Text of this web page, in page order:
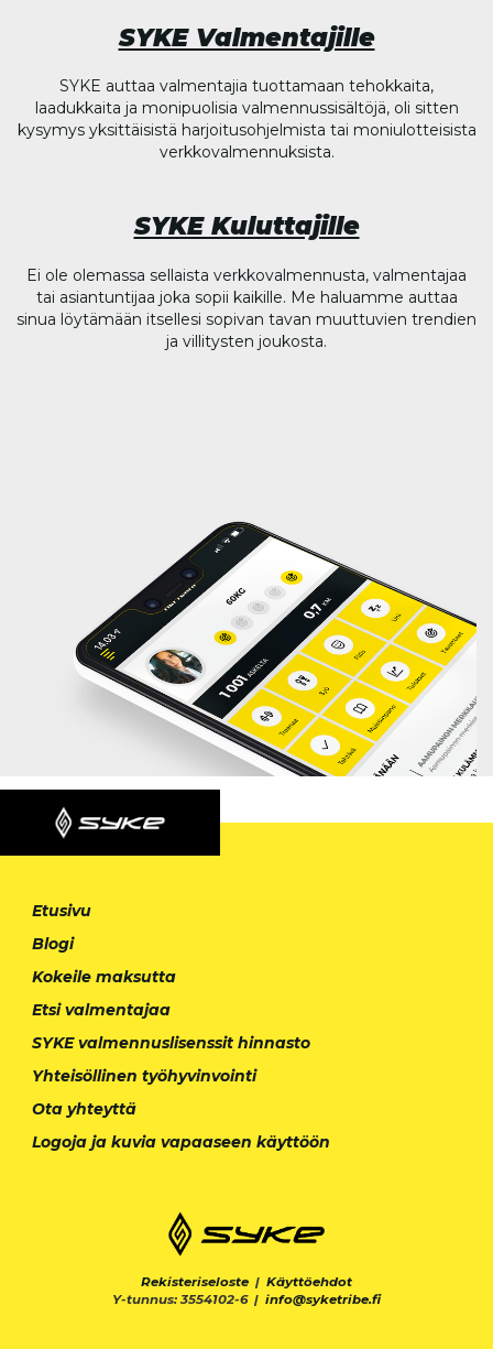
SYKE Valmentajille
SYKE auttaa valmentajia tuottamaan tehokkaita,
laadukkaita ja monipuolisia valmennussisältöjä, oli sitten
kysymys yksittäisistä harjoitusohjelmista tai moniulotteisista
verkkovalmennuksista.
SYKE Kuluttajille
Ei ole olemassa sellaista verkkovalmennusta, valmentajaa
tai asiantuntijaa joka sopii kaikille. Me haluamme auttaa
sinua löytämään itsellesi sopivan tavan muuttuvien trendien
ja villitysten joukosta.
Etusivu
Blogi
Kokeile maksutta
Etsi valmentajaa
SYKE valmennuslisenssit hinnasto
Yhteisöllinen työhyvinvointi
Ota yhteyttä
Logoja ja kuvia vapaaseen käyttöön
Rekisteriseloste | Käyttöehdot
Y-tunnus: 3554102-6 | info@syketribe.fi